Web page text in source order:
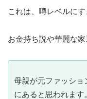
これは、噂レベルに
お金持ち説や華麗な家
母親が元ファッショ
にあると思われます